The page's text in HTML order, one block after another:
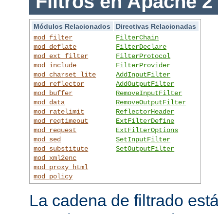
Módulos Relacionados
Directivas Relacionadas
mod_filter
mod_deflate
mod_ext_filter
mod_include
mod_charset_lite
mod_reflector
mod_buffer
mod_data
mod_ratelimit
mod_reqtimeout
mod_request
mod_sed
mod_substitute
mod_xml2enc
mod_proxy_html
mod_policy
FilterChain
FilterDeclare
FilterProtocol
FilterProvider
AddInputFilter
AddOutputFilter
RemoveInputFilter
RemoveOutputFilter
ReflectorHeader
ExtFilterDefine
ExtFilterOptions
SetInputFilter
SetOutputFilter
La cadena de filtrado